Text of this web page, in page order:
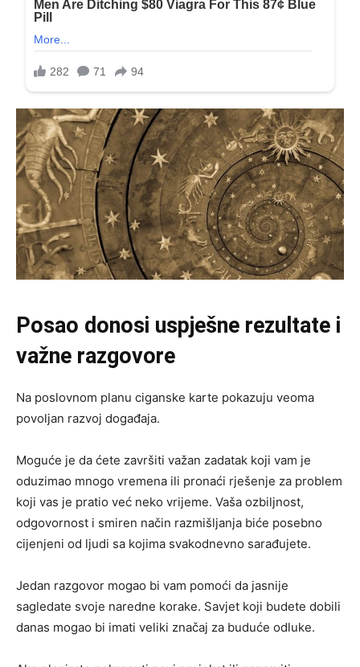
Posao donosi uspješne rezultate i
važne razgovore
Na poslovnom planu ciganske karte pokazuju veoma
povoljan razvoj događaja.
Moguće je da ćete završiti važan zadatak koji vam je
oduzimao mnogo vremena ili pronaći rješenje za problem
koji vas je pratio već neko vrijeme. Vaša ozbiljnost,
odgovornost i smiren način razmišljanja biće posebno
cijenjeni od ljudi sa kojima svakodnevno sarađujete.
Jedan razgovor mogao bi vam pomoći da jasnije
sagledate svoje naredne korake. Savjet koji budete dobili
danas mogao bi imati veliki značaj za buduće odluke.